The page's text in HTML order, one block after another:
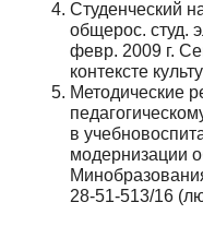
Студенческий
общерос. студ.
февр. 2009 г.
контексте
Методические
в
модернизации
28-51-513/16